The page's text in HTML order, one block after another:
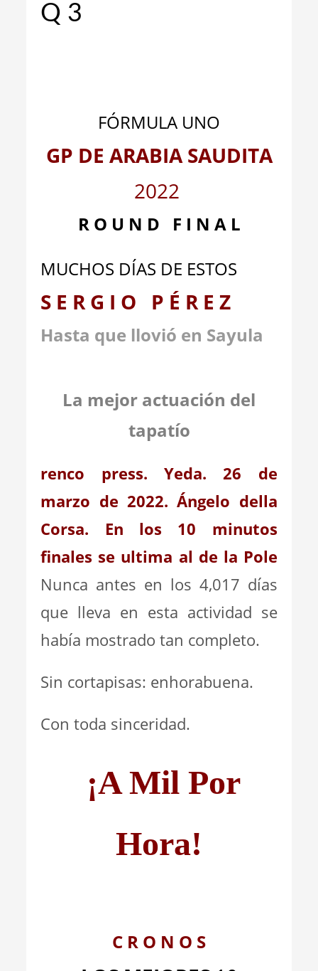
Q 3
FÓRMULA UNO
GP DE ARABIA SAUDITA
2022
R O U N D F I N A L
MUCHOS DÍAS DE ESTOS
S E R G I O P É R E Z
Hasta que llovió en Sayula
La mejor actuación del
tapatío
renco press. Yeda. 26 de
marzo de 2022. Ángelo della
Corsa. En los 10 minutos
finales se ultima al de la Pole
Nunca antes en los 4,017 días
que lleva en esta actividad se
había mostrado tan completo.
Sin cortapisas: enhorabuena.
Con toda sinceridad.
¡A Mil Por
Hora!
C R O N O S